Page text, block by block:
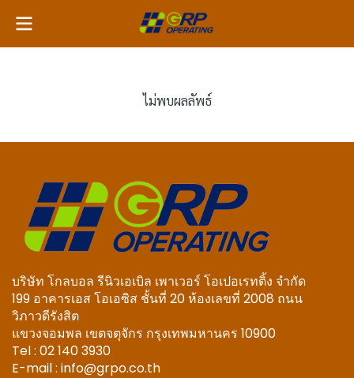
ไม่พบผลลัพธ์
บริษัท โกลบอล รีนิวเอเบิล เพาเวอร์ โอเปอเรทติ้ง จำกัด
199 อาคารเอส โอเอซิส ชั้นที่ 20 ห้องเลขที่ 2008 ถนน
วิภาวดีรังสิต
แขวงจอมพล เขตจตุจักร กรุงเทพมหานคร 10900
Tel : 02 140 3930
E-mail : info@grpo.co.th